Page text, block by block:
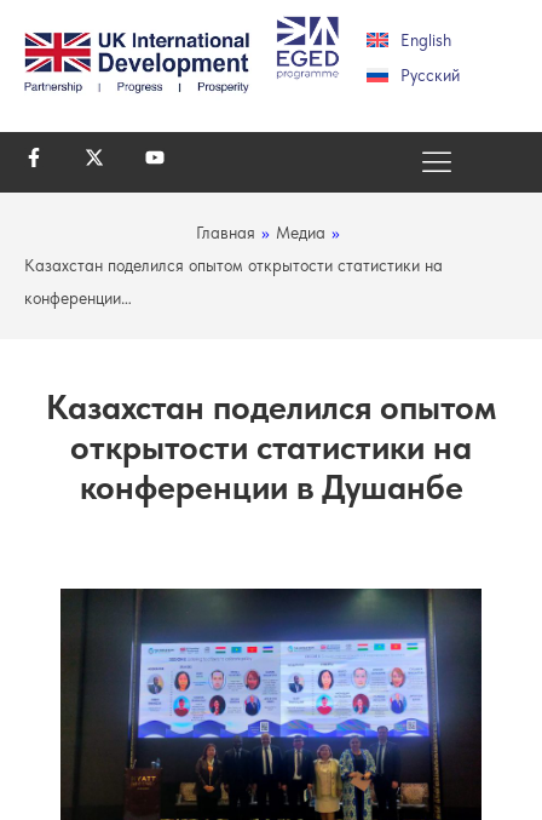
English
Русский
Главная » Медиа »
Казахстан поделился опытом открытости статистики на
конференции…
Казахстан поделился опытом
открытости статистики на
конференции в Душанбе